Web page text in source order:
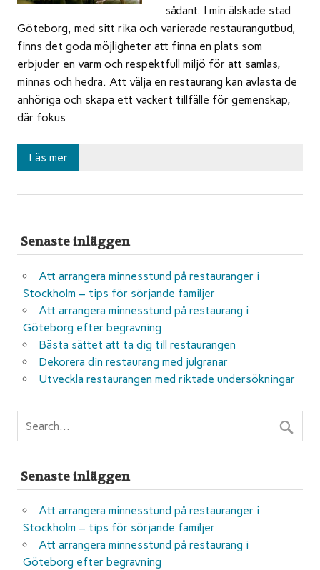
sådant. I min älskade stad
Göteborg, med sitt rika och varierade restaurangutbud,
finns det goda möjligheter att finna en plats som
erbjuder en varm och respektfull miljö för att samlas,
minnas och hedra. Att välja en restaurang kan avlasta de
anhöriga och skapa ett vackert tillfälle för gemenskap,
där fokus
Läs mer
Senaste inläggen
Att arrangera minnesstund på restauranger i
Stockholm – tips för sörjande familjer
Att arrangera minnesstund på restaurang i
Göteborg efter begravning
Bästa sättet att ta dig till restaurangen
Dekorera din restaurang med julgranar
Utveckla restaurangen med riktade undersökningar
Senaste inläggen
Att arrangera minnesstund på restauranger i
Stockholm – tips för sörjande familjer
Att arrangera minnesstund på restaurang i
Göteborg efter begravning